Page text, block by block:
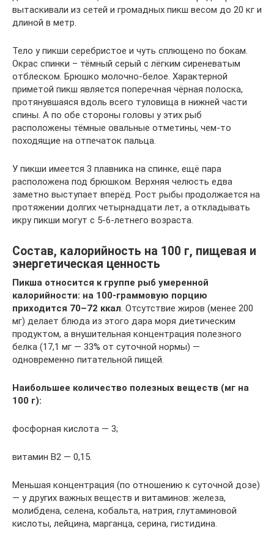
вытаскивали из сетей и громадных пикш весом до 20 кг и
длиной в метр.
Тело у пикши серебристое и чуть сплющено по бокам.
Окрас спинки – тёмный серый с лёгким сиреневатым
отблеском. Брюшко молочно-белое. Характерной
приметой пикш является поперечная чёрная полоска,
протянувшаяся вдоль всего туловища в нижней части
спины. А по обе стороны головы у этих рыб
расположены тёмные овальные отметины, чем-то
походящие на отпечаток пальца.
У пикши имеется 3 плавника на спинке, ещё пара
расположена под брюшком. Верхняя челюсть едва
заметно выступает вперёд. Рост рыбы продолжается на
протяжении долгих четырнадцати лет, а откладывать
икру пикши могут с 5-6-летнего возраста.
Состав, калорийность на 100 г, пищевая и
энергетическая ценность
Пикша относится к группе рыб умеренной
калорийности: на 100-граммовую порцию
приходится 70–72 ккал. Отсутствие жиров (менее 200
мг) делает блюда из этого дара моря диетическим
продуктом, а внушительная концентрация полезного
белка (17,1 мг — 33% от суточной нормы) —
одновременно питательной пищей.
Наибольшее количество полезных веществ (мг на
100 г):
фосфорная кислота — 3;
витамин В2 — 0,15.
Меньшая концентрация (по отношению к суточной дозе)
— у других важных веществ и витаминов: железа,
молибдена, селена, кобальта, натрия, глутаминовой
кислоты, лейцина, марганца, серина, гистидина.